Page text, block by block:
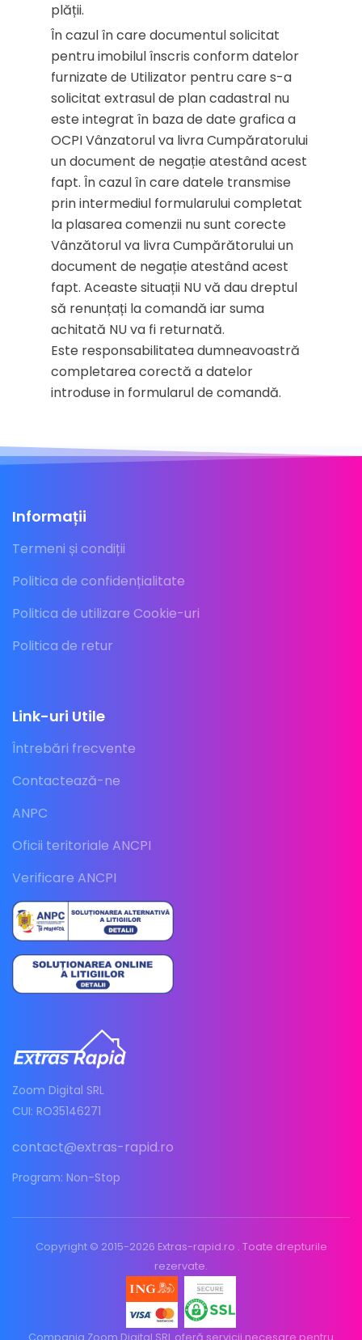
plății.
În cazul în care documentul solicitat
pentru imobilul înscris conform datelor
furnizate de Utilizator pentru care s-a
solicitat extrasul de plan cadastral nu
este integrat în baza de date grafica a
OCPI Vânzatorul va livra Cumpăratorului
un document de negație atestând acest
fapt. În cazul în care datele transmise
prin intermediul formularului completat
la plasarea comenzii nu sunt corecte
Vânzătorul va livra Cumpărătorului un
document de negație atestând acest
fapt. Aceaste situații NU vă dau dreptul
să renunțați la comandă iar suma
achitată NU va fi returnată.
Este responsabilitatea dumneavoastră
completarea corectă a datelor
introduse in formularul de comandă.
Informații
Termeni și condiții
Politica de confidențialitate
Politica de utilizare Cookie-uri
Politica de retur
Link-uri Utile
Întrebări frecvente
Contactează-ne
ANPC
Oficii teritoriale ANCPI
Verificare ANCPI
Zoom Digital SRL
CUI: RO35146271
contact@extras-rapid.ro
Program: Non-Stop
Copyright © 2015-2026 Extras-rapid.ro . Toate drepturile
rezervate.